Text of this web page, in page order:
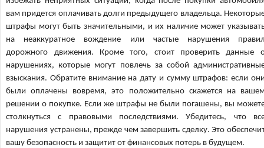
вам придется оплачивать долги предыдущего владельца.
штрафы могут быть значительными, и их наличие может
на неаккуратное вождение или частые нарушения
дорожного движения. Кроме того, стоит проверить данные
нарушениях, которые могут повлечь за собой
взыскания. Обратите внимание на дату и сумму штрафов: если
были оплачены вовремя, это положительно скажется на
решении о покупке. Если же штрафы не были погашены, вы
столкнуться с правовыми последствиями. Убедитесь, что
нарушения устранены, прежде чем завершить сделку. Это
вашу безопасность и защитит от финансовых потерь в будущем.